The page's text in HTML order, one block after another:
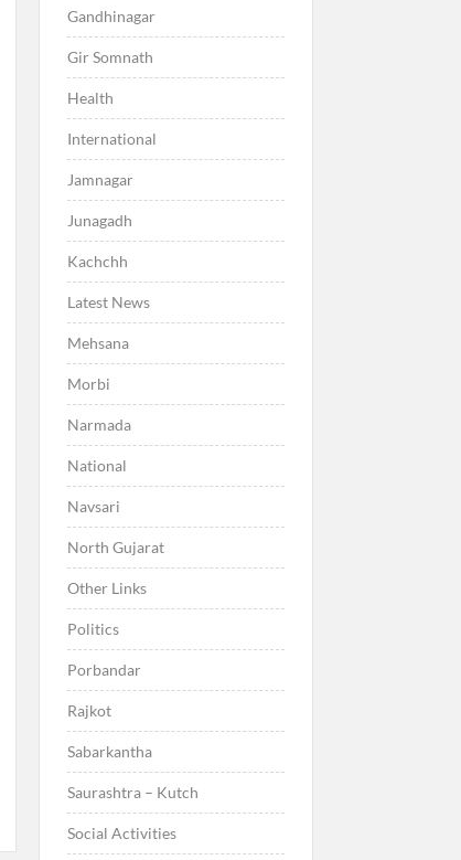
Gandhinagar
Gir Somnath
Health
International
Jamnagar
Junagadh
Kachchh
Latest News
Mehsana
Morbi
Narmada
National
Navsari
North Gujarat
Other Links
Politics
Porbandar
Rajkot
Sabarkantha
Saurashtra – Kutch
Social Activities